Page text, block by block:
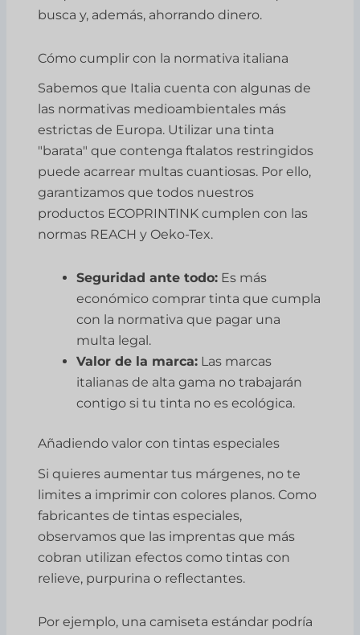
busca y, además, ahorrando dinero.
Cómo cumplir con la normativa italiana
Sabemos que Italia cuenta con algunas de
las normativas medioambientales más
estrictas de Europa. Utilizar una tinta
"barata" que contenga ftalatos restringidos
puede acarrear multas cuantiosas. Por ello,
garantizamos que todos nuestros
productos ECOPRINTINK cumplen con las
normas REACH y Oeko-Tex.
Seguridad ante todo: Es más
económico comprar tinta que cumpla
con la normativa que pagar una
multa legal.
Valor de la marca: Las marcas
italianas de alta gama no trabajarán
contigo si tu tinta no es ecológica.
Añadiendo valor con tintas especiales
Si quieres aumentar tus márgenes, no te
limites a imprimir con colores planos. Como
fabricantes de tintas especiales,
observamos que las imprentas que más
cobran utilizan efectos como tintas con
relieve, purpurina o reflectantes.
Por ejemplo, una camiseta estándar podría